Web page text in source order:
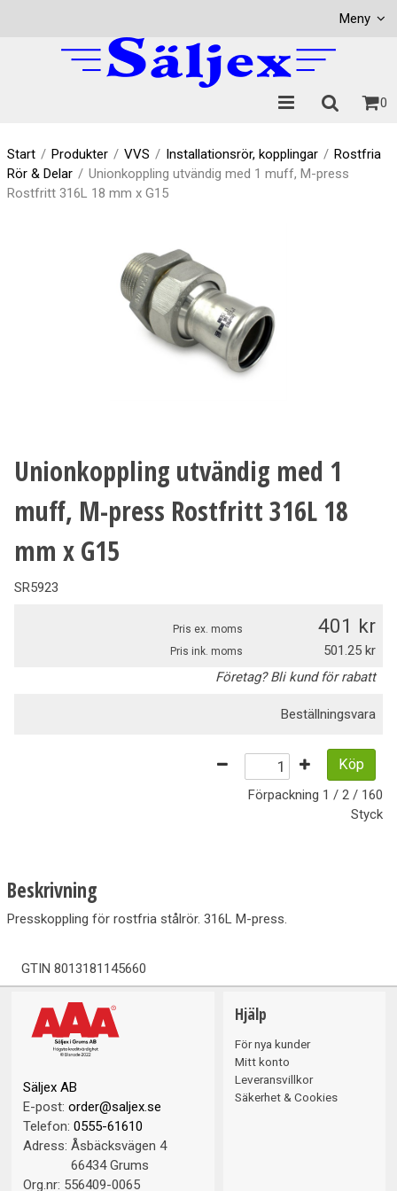
Meny
0
Start / Produkter / VVS / Installationsrör, kopplingar / Rostfria
Rör & Delar / Unionkoppling utvändig med 1 muff, M-press
Rostfritt 316L 18 mm x G15
Unionkoppling utvändig med 1
muff, M-press Rostfritt 316L 18
mm x G15
SR5923
Pris ex. moms 401
Pris ink. moms
501.25
Företag? Bli kund för rabatt
Beställningsvara
Köp
Förpackning 1 / 2 / 160
Styck
Beskrivning
Presskoppling för rostfria stålrör. 316L M-press.
GTIN 8013181145660
Säljex AB
E-post: order@saljex.se
Telefon: 0555-61610
Adress: Åsbäcksvägen 4
66434 Grums
Org.nr: 556409-0065
Hjälp
För nya kunder
Mitt konto
Leveransvillkor
Säkerhet & Cookies